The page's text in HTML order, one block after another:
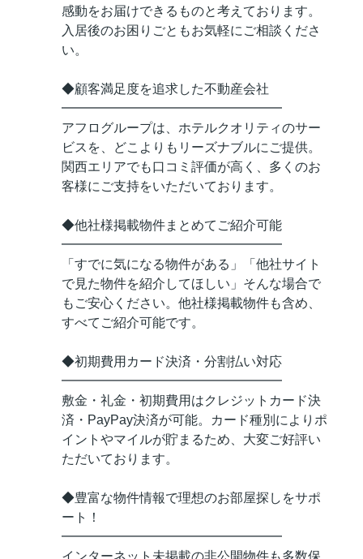
感動をお届けできるものと考えております。
入居後のお困りごともお気軽にご相談くださ
い。
◆顧客満足度を追求した不動産会社
━━━━━━━━━━━━━━━━━
アフログループは、ホテルクオリティのサー
ビスを、どこよりもリーズナブルにご提供。
関西エリアでも口コミ評価が高く、多くのお
客様にご支持をいただいております。
◆他社様掲載物件まとめてご紹介可能
━━━━━━━━━━━━━━━━━
「すでに気になる物件がある」「他社サイト
で見た物件を紹介してほしい」そんな場合で
もご安心ください。他社様掲載物件も含め、
すべてご紹介可能です。
◆初期費用カード決済・分割払い対応
━━━━━━━━━━━━━━━━━
敷金・礼金・初期費用はクレジットカード決
済・PayPay決済が可能。カード種別によりポ
イントやマイルが貯まるため、大変ご好評い
ただいております。
◆豊富な物件情報で理想のお部屋探しをサポ
ート！
━━━━━━━━━━━━━━━━━